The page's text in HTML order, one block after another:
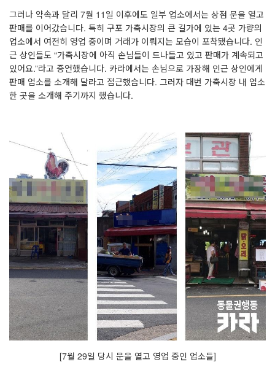
그러나 약속과 달리 7월 11 일 이후에도 일부 업소에서는 상점 문을 열고
판매를 이어갔습니다. 특히 구포 가축시장의 큰 길가에 있는 4곳 가량의
업소에서 여전히 영업 중이며 거래가 이뤄지는 모습이 포착됐습니다. 인
근 상인들도 “가축시장에 아직 손님들이 드나들고 있고 판매가 계속되고
있어요.”라고 증언했습니다. 카라에서는 손님으로 가장해 인근 상인에게
판매 업소를 소개해 달라고 접근했습니다. 그러자 대번 가축시장 내 업소
한 곳을 소개해 주기까지 했습니다.
[7월 29일 당시 문을 열고 영업 중인 업소들]